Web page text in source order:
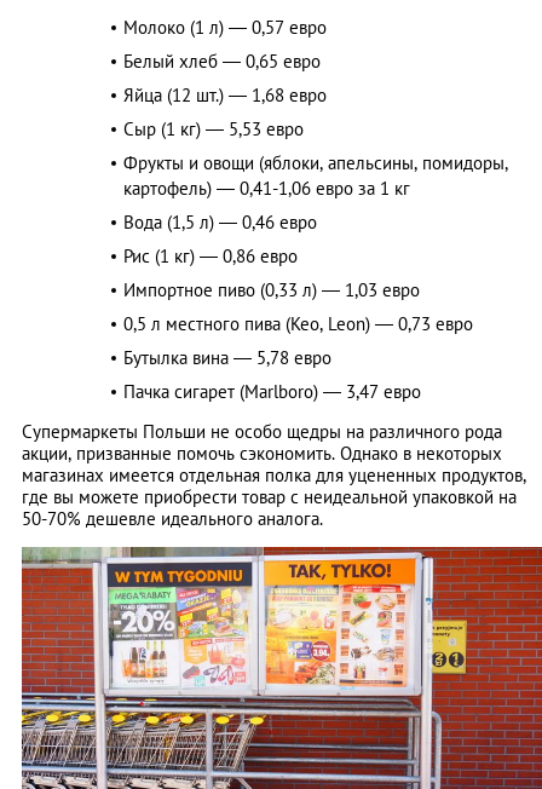
Молоко (1 л) — 0,57 евро
Белый хлеб — 0,65 евро
Яйца (12 шт.) — 1,68 евро
Сыр (1 кг) — 5,53 евро
Фрукты и овощи (яблоки, апельсины, помидоры,
картофель) — 0,41-1,06 евро за 1 кг
Вода (1,5 л) — 0,46 евро
Рис (1 кг) — 0,86 евро
Импортное пиво (0,33 л) — 1,03 евро
0,5 л местного пива (Keo, Leon) — 0,73 евро
Бутылка вина — 5,78 евро
Пачка сигарет (Marlboro) — 3,47 евро
Супермаркеты Польши не особо щедры на различного рода
акции, призванные помочь сэкономить. Однако в некоторых
магазинах имеется отдельная полка для уцененных продуктов,
где вы можете приобрести товар с неидеальной упаковкой на
50-70% дешевле идеального аналога.